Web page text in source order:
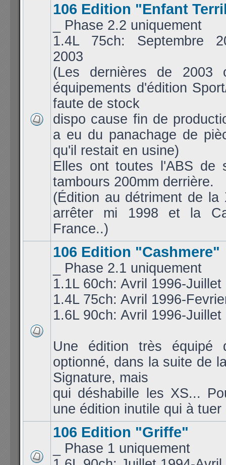
106 Edition "Enfant
_ Phase 2.2 uniquement
1.4L 75ch: Septembre
2003
(Les dernières de 2003
équipements d'édition
faute de stock
dispo cause fin de
a eu du panachage de
qu'il restait en usine)
Elles ont toutes l'ABS de
tambours 200mm derrière.
(Édition au détriment de la
arrêter mi 1998 et la
France..)
106 Edition "Cashmere"
_ Phase 2.1 uniquement
1.1L 60ch: Avril 1996-Juillet
1.4L 75ch: Avril 1996-
1.6L 90ch: Avril 1996-Juillet
Une édition très équipé
optionné, dans la suite de
Signature, mais
qui déshabille les XS...
une édition inutile qui à tuer
106 Edition "Griffe"
_ Phase 1 uniquement